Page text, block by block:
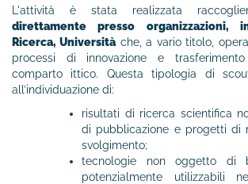
L'attività è stata realizzata
direttamente presso organizzazioni,
Ricerca, Università che, a vario titolo,
processi di innovazione e
comparto ittico. Questa tipologia di
all’individuazione di:
risultati di ricerca scientifica
di pubblicazione e progetti di
svolgimento;
tecnologie non oggetto di
potenzialmente utilizzabili